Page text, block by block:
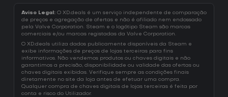
Aviso Legal: O XD.deals é um serviço independente de comparação
de preços e agregação de ofertas e não é afiliado nem endossado
pela Valve Corporation. Steam e o logótipo Steam são marcas
comerciais e/ou marcas registadas da Valve Corporation.
O XD.deals utiliza dados publicamente disponíveis da Steam e
exibe informações de preços de lojas terceiras para fins
informativos. Não vendemos produtos ou chaves digitais e não
garantimos a precisão, disponibilidade ou validade das ofertas ou
chaves digitais exibidas. Verifique sempre as condições finais
diretamente no site da loja antes de efetuar uma compra.
Qualquer compra de chaves digitais de lojas terceiras é feita por
conta e risco do Utilizador.